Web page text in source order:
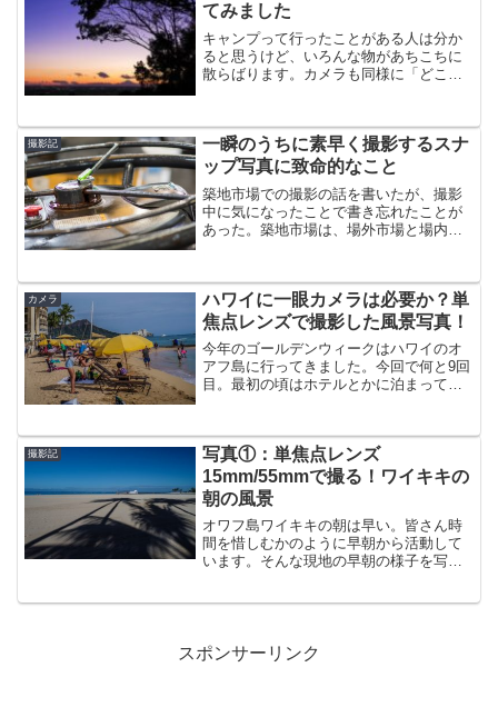
てみました
キャンプって行ったことがある人は分か
ると思うけど、いろんな物があちこちに
散らばります。カメラも同様に「どこ置
うんですか、硬くて頑丈でアウトドア向
きなのでとても信頼で...
撮影記
一瞬のうちに素早く撮影するスナ
ップ写真に致命的なこと
築地市場での撮影の話を書いたが、撮影
中に気になったことで書き忘れたことが
あった。築地市場は、場外市場と場内市
ている。外人客が多いためか、中国語、
韓国語、英語などの外国語...
カメラ
ハワイに一眼カメラは必要か？単
焦点レンズで撮影した風景写真！
今年のゴールデンウィークはハワイのオ
アフ島に行ってきました。今回で何と9回
目。最初の頃はホテルとかに泊まってま
オアフ島オンリーなので、何回も行って
いると撮る写真もマンネ...
撮影記
写真①：単焦点レンズ
15mm/55mmで撮る！ワイキキの
朝の風景
オワフ島ワイキキの朝は早い。皆さん時
間を惜しむかのように早朝から活動して
います。そんな現地の早朝の様子を写真
スポンサーリンク